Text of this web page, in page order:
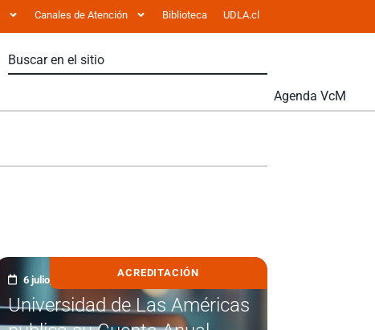
Canales de Atención Biblioteca UDLA.cl
Agenda VcM
ACREDITACIÓN
6 julio, 2026
Universidad de Las Américas